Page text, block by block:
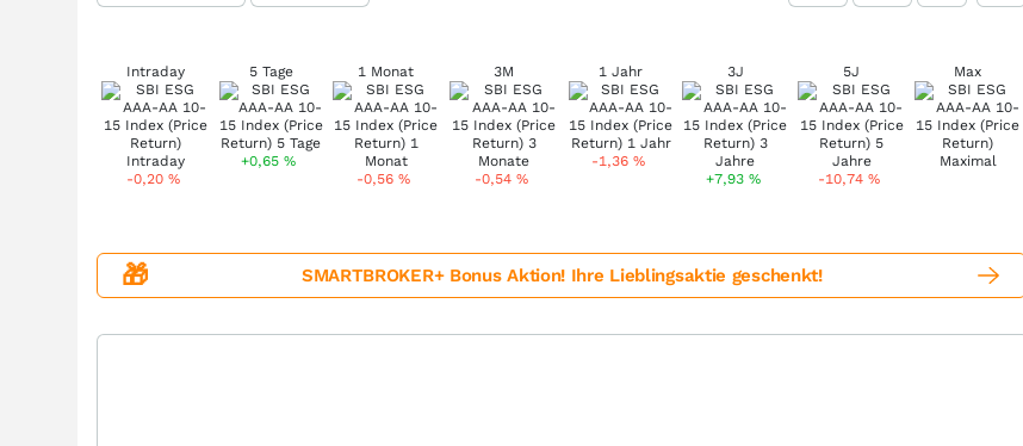
Intraday
-0,20 %
5 Tage
+0,65%
1 Monat
-0,56%
3M
-0,54%
1 Jahr
-1,36%
3J
+7,93 %
5J
-10,74%
Max
🎁 SMARTBROKER+ Bonus Aktion! Ihre Lieblingsaktie geschenkt!